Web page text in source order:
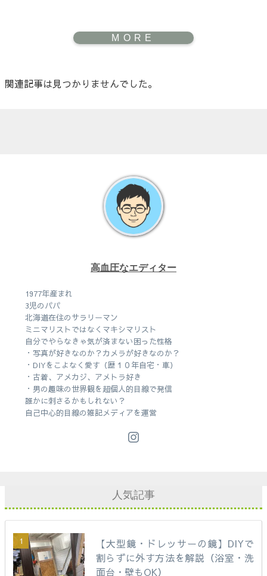
関連記事は見つかりませんでした。
高血圧なエディター
1977年産まれ
3児のパパ
北海道在住のサラリーマン
ミニマリストではなくマキシマリスト
自分でやらなきゃ気が済まない困った性格
・写真が好きなのか？カメラが好きなのか？
・DIYをこよなく愛す（歴１０年自宅・車）
・古着、アメカジ、アメトラ好き
・男の趣味の世界観を超個人的目線で発信
誰かに刺さるかもしれない？
自己中心的目線の雑記メディアを運営
人気記事
【大型鏡・ドレッサーの鏡】DIYで
割らずに外す方法を解説（浴室・洗
面台・壁もOK）